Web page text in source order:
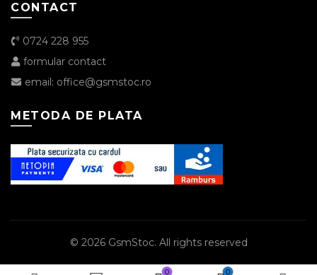
CONTACT
0724 228 955
formular contact
email: office@gsmstoc.ro
METODA DE PLATA
© 2026 GsmStoc. All rights reserved
0 0